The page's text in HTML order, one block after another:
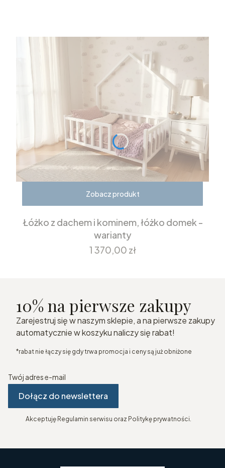
Zobacz produkt
Łóżko z dachem i kominem, łóżko domek -
warianty
Cena
1 370,00 zł
10% na pierwsze zakupy
Zarejestruj się w naszym sklepie, a na pierwsze zakupy
automatycznie w koszyku naliczy się rabat!
*rabat nie łączy się gdy trwa promocja i ceny są już obniżone
Twój adres e-mail
Dołącz do newslettera
Akceptuję Regulamin serwisu oraz Politykę prywatności.